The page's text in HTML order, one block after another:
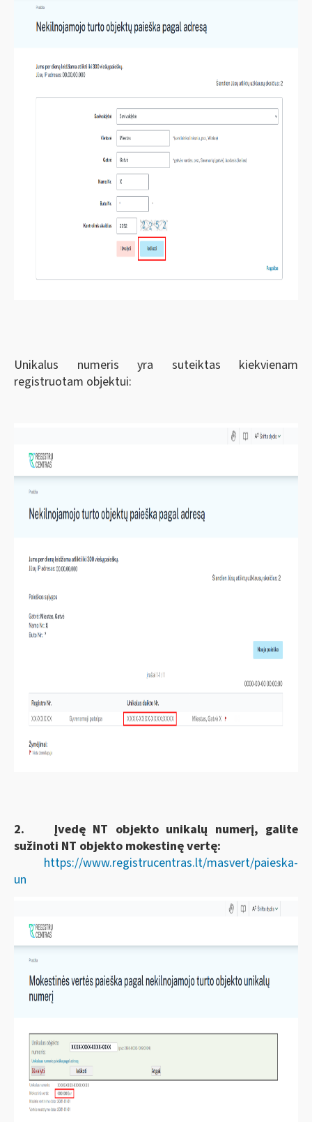
Unikalus numeris yra suteiktas kiekvienam
registruotam objektui:
2.
Įvedę NT objekto unikalų numerį, galite
sužinoti NT objekto mokestinę vertę:
https://www.registrucentras.lt/masvert/paieska-
un